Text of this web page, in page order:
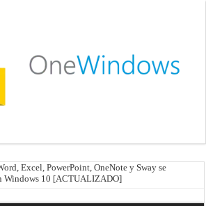
Excel, PowerPoint, OneNote y Sway se
Windows 10 [ACTUALIZADO]